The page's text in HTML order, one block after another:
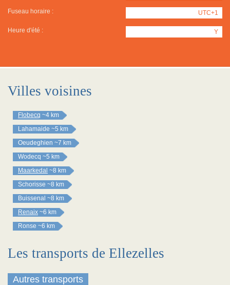
Fuseau horaire : UTC+1
Heure d'été : Y
Villes voisines
Flobecq ~4 km
Lahamaide ~5 km
Oeudeghien ~7 km
Wodecq ~5 km
Maarkedal ~8 km
Schorisse ~8 km
Buissenal ~8 km
Renaix ~6 km
Ronse ~6 km
Les transports de Ellezelles
Autres transports